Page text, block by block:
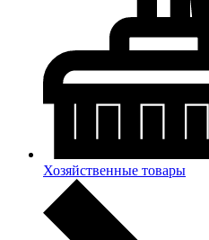
Хозяйственные товары